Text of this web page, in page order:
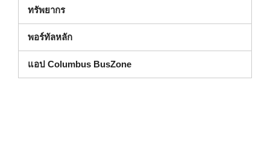
ทรัพยากร
พอร์ทัลหลัก
แอป Columbus BusZone